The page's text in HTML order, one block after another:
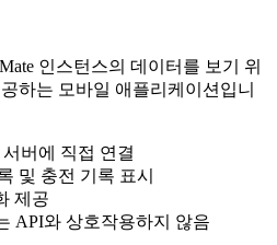
인스턴스의 데이터를 보기 위
하는 모바일 애플리케이션입니
서버에 직접 연결
및 충전 기록 표시
제공
API와 상호작용하지 않음